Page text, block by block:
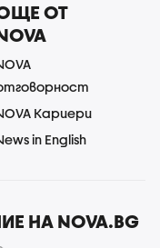
ОТ
Кариери
in English
НА NOVA.BG